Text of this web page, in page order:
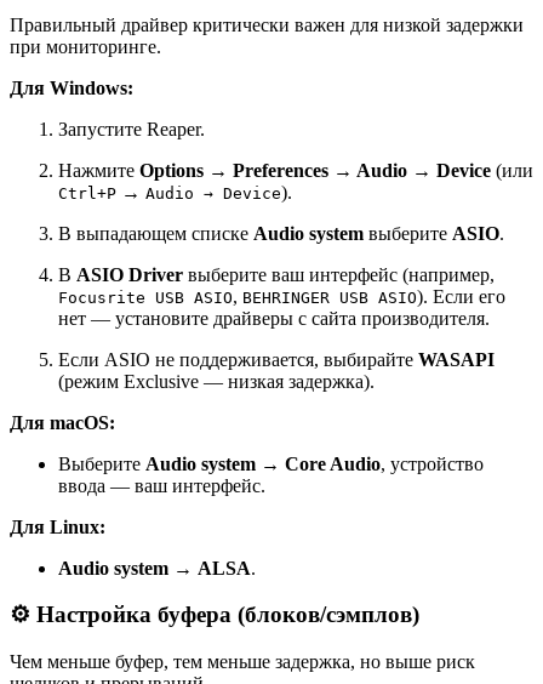
Правильный драйвер критически важен для низкой задержки
при мониторинге.
Для Windows:
Запустите Reaper.
Нажмите Options → Preferences → Audio → Device (или
Ctrl+P → Audio → Device).
В выпадающем списке Audio system выберите ASIO.
В ASIO Driver выберите ваш интерфейс (например,
Focusrite USB ASIO, BEHRINGER USB ASIO). Если его
нет — установите драйверы с сайта производителя.
Если ASIO не поддерживается, выбирайте WASAPI
(режим Exclusive — низкая задержка).
Для macOS:
Выберите Audio system → Core Audio, устройство
ввода — ваш интерфейс.
Для Linux:
Audio system → ALSA.
⚙️ Настройка буфера (блоков/сэмплов)
Чем меньше буфер, тем меньше задержка, но выше риск